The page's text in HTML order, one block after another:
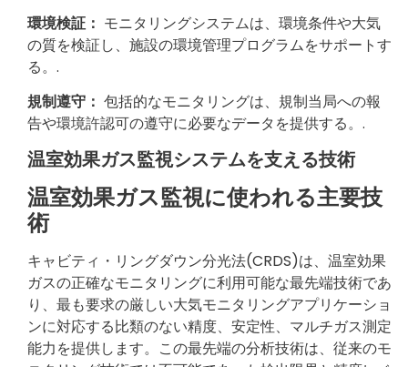
環境検証： モニタリングシステムは、環境条件や大気
の質を検証し、施設の環境管理プログラムをサポートす
る。.
規制遵守： 包括的なモニタリングは、規制当局への報
告や環境許認可の遵守に必要なデータを提供する。.
温室効果ガス監視システムを支える技術
温室効果ガス監視に使われる主要技
術
キャビティ・リングダウン分光法(CRDS)は、温室効果
ガスの正確なモニタリングに利用可能な最先端技術であ
り、最も要求の厳しい大気モニタリングアプリケーショ
ンに対応する比類のない精度、安定性、マルチガス測定
能力を提供します。この最先端の分析技術は、従来のモ